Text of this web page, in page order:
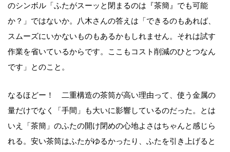
のシンボル「ふたがスーッと閉まるのは『茶簡』でも可能
か？」ではないか。八木さんの答えは「できるのもあれば、
スムーズにいかないものもあるかもしれません。それは試す
作業を省いているからです。ここもコスト削減のひとつなん
です」とのこと。
なるほどー！ 二重構造の茶筒が高い理由って、使う金属の
量だけでなく「手間」も大いに影響しているのだった。とは
いえ「茶簡」のふたの開け閉めの心地よさはちゃんと感じら
れる。安い茶筒はふたがゆるかったり、ふたを引き上げると